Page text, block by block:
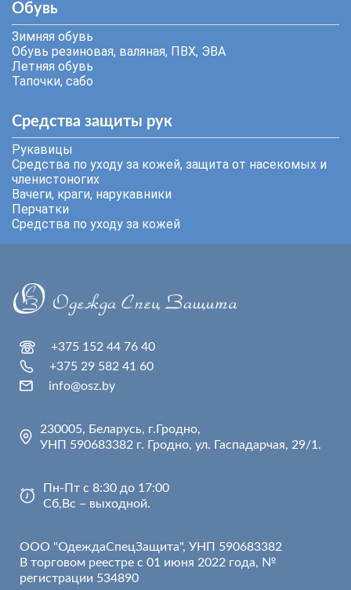
Обувь
Зимняя обувь
Обувь резиновая, валяная, ПВХ, ЭВА
Летняя обувь
Тапочки, сабо
Средства защиты рук
Рукавицы
Средства по уходу за кожей, защита от насекомых и
членистоногих
Вачеги, краги, нарукавники
Перчатки
Средства по уходу за кожей
+375 152 44 76 40
+375 29 582 41 60
info@osz.by
230005, Беларусь, г.Гродно,
УНП 590683382 г. Гродно, ул. Гаспадарчая, 29/1.
Пн-Пт с 8:30 до 17:00
Сб,Вс – выходной.
ООО "ОдеждаСпецЗащита", УНП 590683382
В торговом реестре с 01 июня 2022 года, №
регистрации 534890